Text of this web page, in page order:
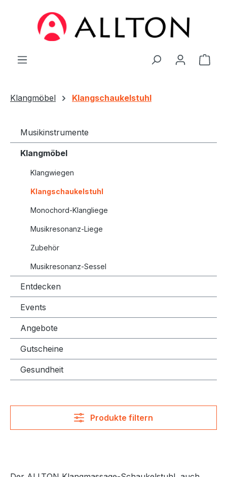
Zum Hauptinhalt springen
Klangmöbel Klangschaukelstuhl
Musikinstrumente
Klangmöbel
Klangwiegen
Klangschaukelstuhl
Monochord-Klangliege
Musikresonanz-Liege
Zubehör
Musikresonanz-Sessel
Entdecken
Events
Angebote
Gutscheine
Gesundheit
Produkte filtern